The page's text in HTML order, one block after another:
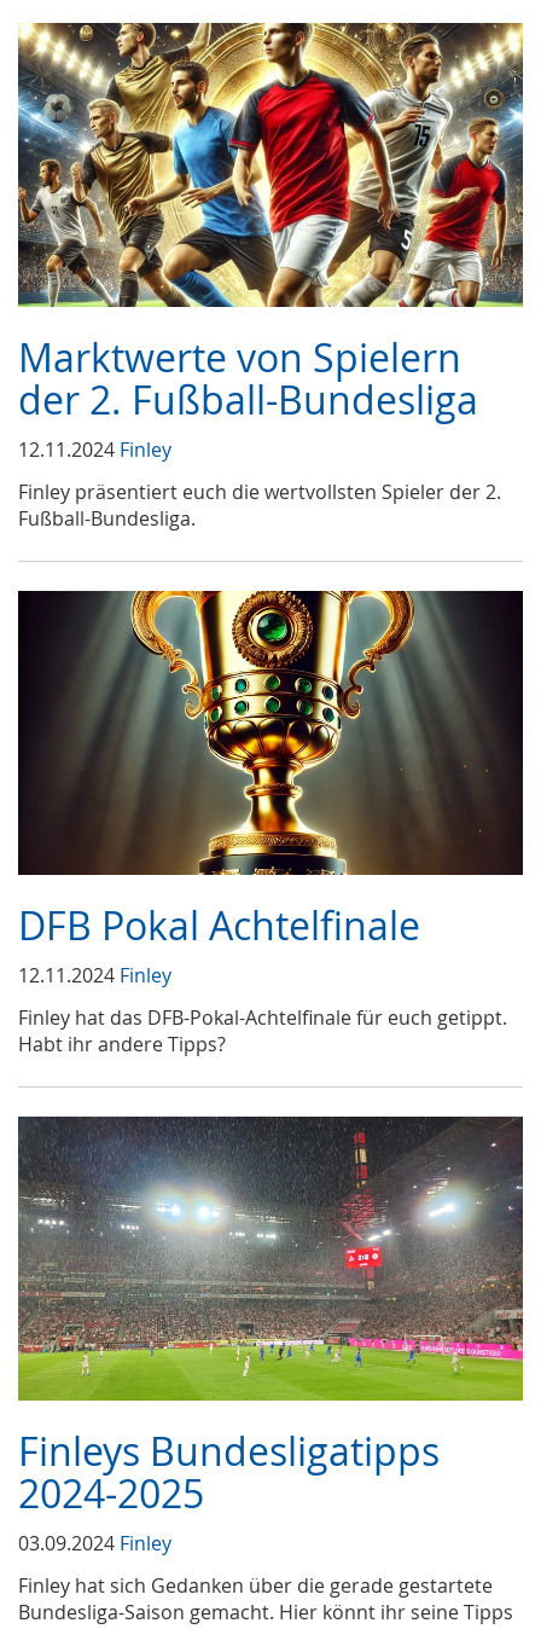
Marktwerte von Spielern
der 2. Fußball-Bundesliga
12.11.2024 Finley
Finley präsentiert euch die wertvollsten Spieler der 2.
Fußball-Bundesliga.
DFB Pokal Achtelfinale
12.11.2024 Finley
Finley hat das DFB-Pokal-Achtelfinale für euch getippt.
Habt ihr andere Tipps?
Finleys Bundesligatipps
2024-2025
03.09.2024 Finley
Finley hat sich Gedanken über die gerade gestartete
Bundesliga-Saison gemacht. Hier könnt ihr seine Tipps